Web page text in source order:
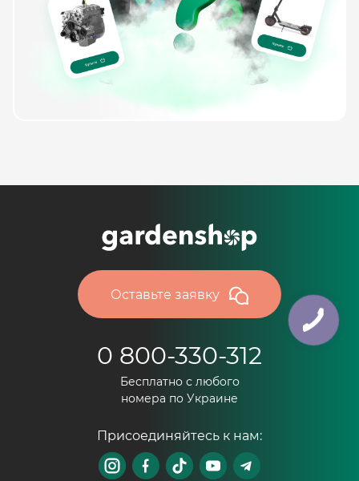
Оставьте заявку
0 800-330-312
Бесплатно с любого
номера по Украине
Присоединяйтесь к нам: